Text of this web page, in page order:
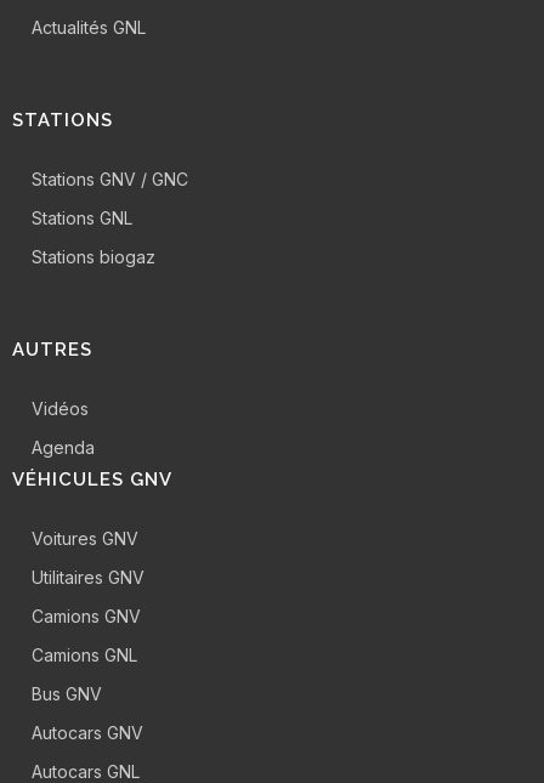
Actualités GNL
STATIONS
Stations GNV / GNC
Stations GNL
Stations biogaz
AUTRES
Vidéos
Agenda
VÉHICULES GNV
Voitures GNV
Utilitaires GNV
Camions GNV
Camions GNL
Bus GNV
Autocars GNV
Autocars GNL